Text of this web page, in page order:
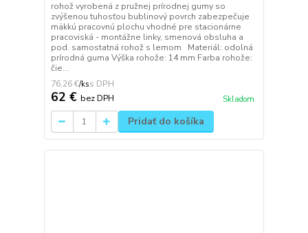
rohož vyrobená z pružnej prírodnej gumy so
zvýšenou tuhosťou bublinový povrch zabezpečuje
mäkkú pracovnú plochu vhodné pre stacionárne
pracoviská - montážne linky, smenová obsluha a
pod. samostatná rohož s lemom Materiál: odolná
prírodná guma Výška rohože: 14 mm Farba rohože:
čie...
76,26 €/ks
62 € bez DPH Skladom
Pridať do košíka